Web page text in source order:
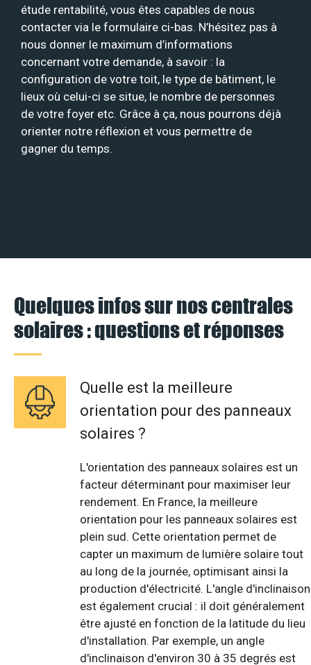
étude rentabilité, vous êtes capables de nous
contacter via le formulaire ci-bas. N’hésitez pas à
nous donner le maximum d’informations
concernant votre demande, à savoir : la
configuration de votre toit, le type de bâtiment, le
lieux où celui-ci se situe, le nombre de personnes
de votre foyer etc. Grâce à ça, nous pourrons déjà
orienter notre réflexion et vous permettre de
gagner du temps.
Quelques infos sur nos centrales
solaires : questions et réponses
Quelle est la meilleure
orientation pour des panneaux
solaires ?
L'orientation des panneaux solaires est un
facteur déterminant pour maximiser leur
rendement. En France, la meilleure
orientation pour les panneaux solaires est
plein sud. Cette orientation permet de
capter un maximum de lumière solaire tout
au long de la journée, optimisant ainsi la
production d'électricité. L'angle d'inclinaison
est également crucial : il doit généralement
être ajusté en fonction de la latitude du lieu
d'installation. Par exemple, un angle
d'inclinaison d'environ 30 à 35 degrés est